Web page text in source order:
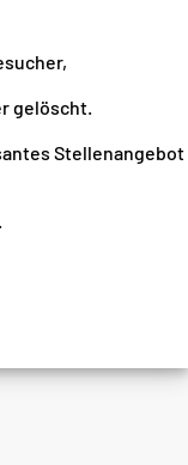
gelöscht.
Stellenangebot